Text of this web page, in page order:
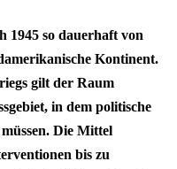
1945 so dauerhaft von
Kontinent.
gilt der Raum
in dem politische
Die Mittel
bis zu